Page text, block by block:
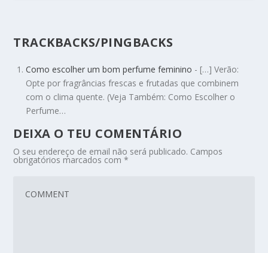
TRACKBACKS/PINGBACKS
Como escolher um bom perfume feminino - […] Verão:
Opte por fragrâncias frescas e frutadas que combinem
com o clima quente. (Veja Também: Como Escolher o
Perfume…
DEIXA O TEU COMENTÁRIO
O seu endereço de email não será publicado. Campos
obrigatórios marcados com*